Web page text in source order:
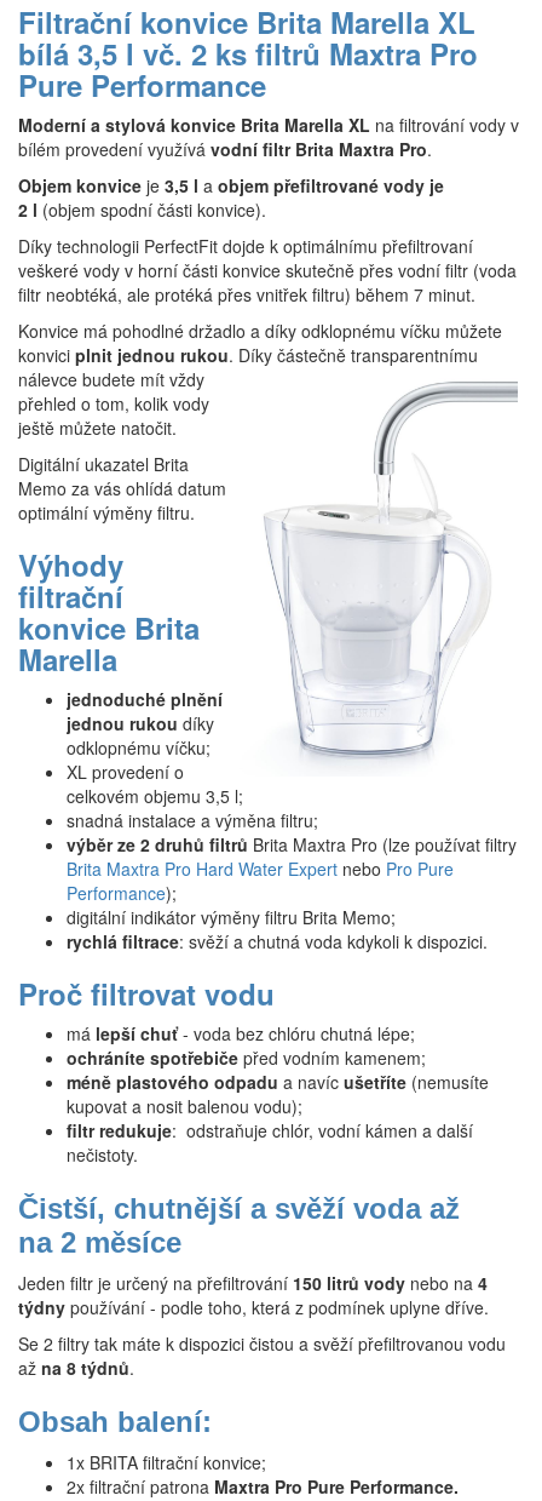
Filtrační konvice Brita Marella XL
bílá 3,5 l vč. 2 ks filtrů Maxtra Pro
Pure Performance
Moderní a stylová konvice Brita Marella XL na filtrování vody v
bílém provedení využívá vodní filtr Brita Maxtra Pro.
Objem konvice je 3,5 l a objem přefiltrované vody je
2 l (objem spodní části konvice).
Díky technologii PerfectFit dojde k optimálnímu přefiltrovaní
veškeré vody v horní části konvice skutečně přes vodní filtr (voda
filtr neobtéká, ale protéká přes vnitřek filtru) během 7 minut.
Konvice má pohodlné držadlo a díky odklopnému víčku můžete
konvici plnit jednou rukou. Díky částečně transparentnímu
nálevce budete mít vždy
přehled o tom, kolik vody
ještě můžete natočit.
Digitální ukazatel Brita
Memo za vás ohlídá datum
optimální výměny filtru.
Výhody
filtrační
konvice Brita
Marella
jednoduché plnění
jednou rukou díky
odklopnému víčku;
XL provedení o
celkovém objemu 3,5 l;
snadná instalace a výměna filtru;
výběr ze 2 druhů filtrů Brita Maxtra Pro (lze používat filtry
Brita Maxtra Pro Hard Water Expert nebo Pro Pure
Performance);
digitální indikátor výměny filtru Brita Memo;
rychlá filtrace: svěží a chutná voda kdykoli k dispozici.
Proč filtrovat vodu
má lepší chuť- voda bez chlóru chutná lépe;
ochráníte spotřebiče před vodním kamenem;
méně plastového odpadu a navíc ušetříte (nemusíte
kupovat a nosit balenou vodu);
filtr redukuje: odstraňuje chlór, vodní kámen a další
nečistoty.
Čistší, chutnější a svěží voda až
na 2 měsíce
Jeden filtr je určený na přefiltrování 150 litrů vody nebo na 4
týdny používání - podle toho, která z podmínek uplyne dříve.
Se 2 filtry tak máte k dispozici čistou a svěží přefiltrovanou vodu
až na 8 týdnů.
Obsah balení:
1x BRITA filtrační konvice;
2x filtrační patrona Maxtra Pro Pure Performance.